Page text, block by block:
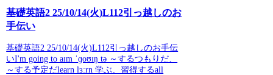
基礎英語2 25/10/14(火)L112引っ越しのお
手伝い
基礎英語2 25/10/14(火)L112引っ越しのお手伝
いI'm going to aɪm ˈɡoʊɪŋ tə ～するつもりだ、
～する予定だlearn lɜːrn 学ぶ、習得するall